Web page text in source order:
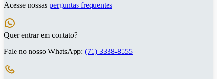
Acesse nossas perguntas frequentes
Quer entrar em contato?
Fale no nosso WhatsApp: (71) 3338-8555